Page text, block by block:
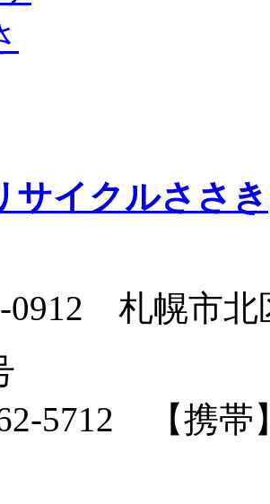
サイクルささき
0912 札幌市北
5712 【携帯